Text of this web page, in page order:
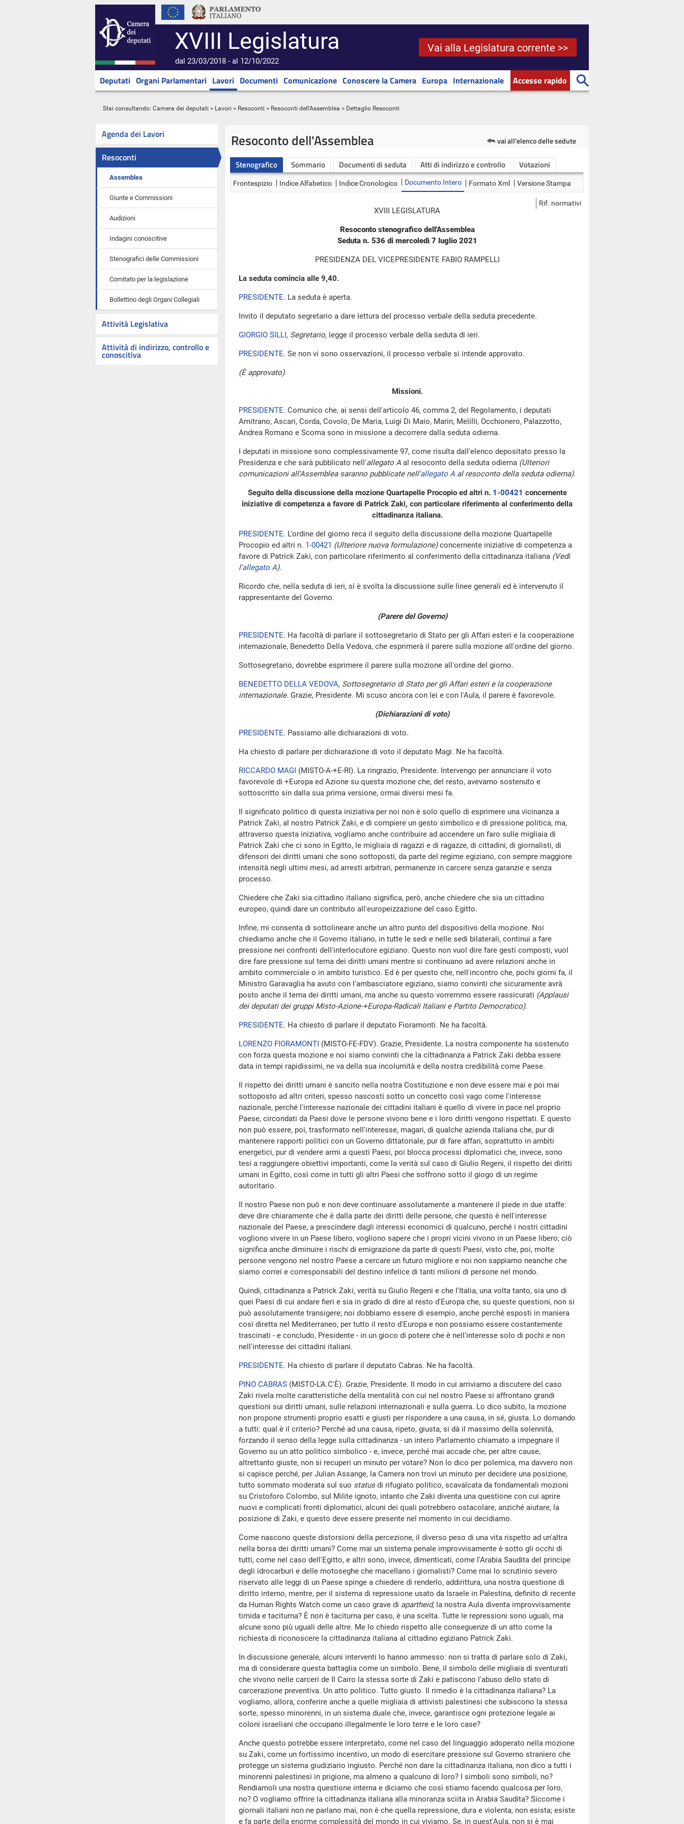
XVIII Legislatura
dal 23/03/2018 - al 12/10/2022
Vai alla Legislatura corrente >>
Deputati Organi Parlamentari Lavori Documenti Comunicazione Conoscere la Camera Europa Internazionale Accesso rapido
Stai consultando: Camera dei deputati > Lavori > Resoconti > Resoconti dell'Assemblea > Dettaglio Resoconti
Agenda dei Lavori
Resoconti
Assemblea
Giunte e Commissioni
Audizioni
Indagini conoscitive
Stenografici delle Commissioni
Comitato per la legislazione
Bollettino degli Organi Collegiali
Attività Legislativa
Attività di indirizzo, controllo e
conoscitiva
Resoconto dell'Assemblea vai all'elenco delle sedute
Stenografico Sommario Documenti di seduta Atti di indirizzo e controllo Votazioni
Frontespizio Indice Alfabetico Indice Cronologico Documento Intero Formato Xml Versione Stampa
Rif. normativi
XVIII LEGISLATURA
Resoconto stenografico dell'Assemblea
Seduta n. 536 di mercoledì 7 luglio 2021
PRESIDENZA DEL VICEPRESIDENTE FABIO RAMPELLI
La seduta comincia alle 9,40.
PRESIDENTE. La seduta è aperta.
Invito il deputato segretario a dare lettura del processo verbale della seduta precedente.
GIORGIO SILLI, Segretario, legge il processo verbale della seduta di ieri.
PRESIDENTE. Se non vi sono osservazioni, il processo verbale si intende approvato.
(È approvato).
Missioni.
PRESIDENTE. Comunico che, ai sensi dell'articolo 46, comma 2, del Regolamento, i deputati
Amitrano, Ascari, Corda, Covolo, De Maria, Luigi Di Maio, Marin, Melilli, Occhionero, Palazzotto,
Andrea Romano e Scoma sono in missione a decorrere dalla seduta odierna.
I deputati in missione sono complessivamente 97, come risulta dall'elenco depositato presso la
Presidenza e che sarà pubblicato nell'allegato A al resoconto della seduta odierna (Ulteriori
comunicazioni all'Assemblea saranno pubblicate nell'allegato A al resoconto della seduta odierna).
Seguito della discussione della mozione Quartapelle Procopio ed altri n. 1-00421 concernente
iniziative di competenza a favore di Patrick Zaki, con particolare riferimento al conferimento della
cittadinanza italiana.
PRESIDENTE. L'ordine del giorno reca il seguito della discussione della mozione Quartapelle
Procopio ed altri n. 1-00421 (Ulteriore nuova formulazione)concernente iniziative di competenza a
favore di Patrick Zaki, con particolare riferimento al conferimento della cittadinanza italiana (Vedi
l'allegato A).
Ricordo che, nella seduta di ieri, si è svolta la discussione sulle linee generali ed è intervenuto il
rappresentante del Governo.
(Parere del Governo)
PRESIDENTE. Ha facoltà di parlare il sottosegretario di Stato per gli Affari esteri e la cooperazione
internazionale, Benedetto Della Vedova, che esprimerà il parere sulla mozione all'ordine del giorno.
Sottosegretario, dovrebbe esprimere il parere sulla mozione all'ordine del giorno.
BENEDETTO DELLA VEDOVA, Sottosegretario di Stato per gli Affari esteri e la cooperazione
internazionale. Grazie, Presidente. Mi scuso ancora con lei e con l'Aula, il parere è favorevole.
(Dichiarazioni di voto)
PRESIDENTE. Passiamo alle dichiarazioni di voto.
Ha chiesto di parlare per dichiarazione di voto il deputato Magi. Ne ha facoltà.
RICCARDO MAGI (MISTO-A-+E-RI). La ringrazio, Presidente. Intervengo per annunciare il voto
favorevole di +Europa ed Azione su questa mozione che, del resto, avevamo sostenuto e
sottoscritto sin dalla sua prima versione, ormai diversi mesi fa.
Il significato politico di questa iniziativa per noi non è solo quello di esprimere una vicinanza a
Patrick Zaki, al nostro Patrick Zaki, e di compiere un gesto simbolico e di pressione politica, ma,
attraverso questa iniziativa, vogliamo anche contribuire ad accendere un faro sulle migliaia di
Patrick Zaki che ci sono in Egitto, le migliaia di ragazzi e di ragazze, di cittadini, di giornalisti, di
difensori dei diritti umani che sono sottoposti, da parte del regime egiziano, con sempre maggiore
intensità negli ultimi mesi, ad arresti arbitrari, permanenze in carcere senza garanzie e senza
processo.
Chiedere che Zaki sia cittadino italiano significa, però, anche chiedere che sia un cittadino
europeo, quindi dare un contributo all'europeizzazione del caso Egitto.
Infine, mi consenta di sottolineare anche un altro punto del dispositivo della mozione. Noi
chiediamo anche che il Governo italiano, in tutte le sedi e nelle sedi bilaterali, continui a fare
pressione nei confronti dell'interlocutore egiziano. Questo non vuol dire fare gesti composti, vuol
dire fare pressione sul tema dei diritti umani mentre si continuano ad avere relazioni anche in
ambito commerciale o in ambito turistico. Ed è per questo che, nell'incontro che, pochi giorni fa, il
Ministro Garavaglia ha avuto con l'ambasciatore egiziano, siamo convinti che sicuramente avrà
posto anche il tema dei diritti umani, ma anche su questo vorremmo essere rassicurati (Applausi
dei deputati dei gruppi Misto-Azione-+Europa-Radicali Italiani e Partito Democratico).
PRESIDENTE. Ha chiesto di parlare il deputato Fioramonti. Ne ha facoltà.
LORENZO FIORAMONTI (MISTO-FE-FDV). Grazie, Presidente. La nostra componente ha sostenuto
con forza questa mozione e noi siamo convinti che la cittadinanza a Patrick Zaki debba essere
data in tempi rapidissimi, ne va della sua incolumità e della nostra credibilità come Paese.
Il rispetto dei diritti umani è sancito nella nostra Costituzione e non deve essere mai e poi mai
sottoposto ad altri criteri, spesso nascosti sotto un concetto così vago come l'interesse
nazionale, perché l'interesse nazionale dei cittadini italiani è quello di vivere in pace nel proprio
Paese, circondati da Paesi dove le persone vivono bene e i loro diritti vengono rispettati. E questo
non può essere, poi, trasformato nell'interesse, magari, di qualche azienda italiana che, pur di
mantenere rapporti politici con un Governo dittatoriale, pur di fare affari, soprattutto in ambiti
energetici, pur di vendere armi a questi Paesi, poi blocca processi diplomatici che, invece, sono
tesi a raggiungere obiettivi importanti, come la verità sul caso di Giulio Regeni, il rispetto dei diritti
umani in Egitto, così come in tutti gli altri Paesi che soffrono sotto il giogo di un regime
autoritario.
Il nostro Paese non può e non deve continuare assolutamente a mantenere il piede in due staffe:
deve dire chiaramente che è dalla parte dei diritti delle persone, che questo è nell'interesse
nazionale del Paese, a prescindere dagli interessi economici di qualcuno, perché i nostri cittadini
vogliono vivere in un Paese libero, vogliono sapere che i propri vicini vivono in un Paese libero; ciò
significa anche diminuire i rischi di emigrazione da parte di questi Paesi, visto che, poi, molte
persone vengono nel nostro Paese a cercare un futuro migliore e noi non sappiamo neanche che
siamo correi e corresponsabili del destino infelice di tanti milioni di persone nel mondo.
Quindi, cittadinanza a Patrick Zaki, verità su Giulio Regeni e che l'Italia, una volta tanto, sia uno di
quei Paesi di cui andare fieri e sia in grado di dire al resto d'Europa che, su queste questioni, non si
può assolutamente transigere; noi dobbiamo essere di esempio, anche perché esposti in maniera
così diretta nel Mediterraneo, per tutto il resto d'Europa e non possiamo essere costantemente
trascinati - e concludo, Presidente - in un gioco di potere che è nell'interesse solo di pochi e non
nell'interesse dei cittadini italiani.
PRESIDENTE. Ha chiesto di parlare il deputato Cabras. Ne ha facoltà.
PINO CABRAS (MISTO-L'A.C'È). Grazie, Presidente. Il modo in cui arriviamo a discutere del caso
Zaki rivela molte caratteristiche della mentalità con cui nel nostro Paese si affrontano grandi
questioni sui diritti umani, sulle relazioni internazionali e sulla guerra. Lo dico subito, la mozione
non propone strumenti proprio esatti e giusti per rispondere a una causa, in sé, giusta. Lo domando
a tutti: qual è il criterio? Perché ad una causa, ripeto, giusta, si dà il massimo della solennità,
forzando il senso della legge sulla cittadinanza - un intero Parlamento chiamato a impegnare il
Governo su un atto politico simbolico - e, invece, perché mai accade che, per altre cause,
altrettanto giuste, non si recuperi un minuto per votare? Non lo dico per polemica, ma davvero non
si capisce perché, per Julian Assange, la Camera non trovi un minuto per decidere una posizione,
tutto sommato moderata sul suo statusdi rifugiato politico, scavalcata da fondamentali mozioni
su Cristoforo Colombo, sul Milite ignoto, intanto che Zaki diventa una questione con cui aprire
nuovi e complicati fronti diplomatici, alcuni dei quali potrebbero ostacolare, anziché aiutare, la
posizione di Zaki, e questo deve essere presente nel momento in cui decidiamo.
Come nascono queste distorsioni della percezione, il diverso peso di una vita rispetto ad un'altra
nella borsa dei diritti umani? Come mai un sistema penale improvvisamente è sotto gli occhi di
tutti, come nel caso dell'Egitto, e altri sono, invece, dimenticati, come l'Arabia Saudita del principe
degli idrocarburi e delle motoseghe che macellano i giornalisti? Come mai lo scrutinio severo
riservato alle leggi di un Paese spinge a chiedere di renderlo, addirittura, una nostra questione di
diritto interno, mentre, per il sistema di repressione usato da Israele in Palestina, definito di recente
da Human Rights Watch come un caso grave di apartheid, la nostra Aula diventa improvvisamente
timida e taciturna? È non è taciturna per caso, è una scelta. Tutte le repressioni sono uguali, ma
alcune sono più uguali delle altre. Me lo chiedo rispetto alle conseguenze di un atto come la
richiesta di riconoscere la cittadinanza italiana al cittadino egiziano Patrick Zaki.
In discussione generale, alcuni interventi lo hanno ammesso: non si tratta di parlare solo di Zaki,
ma di considerare questa battaglia come un simbolo. Bene, il simbolo delle migliaia di sventurati
che vivono nelle carceri de Il Cairo la stessa sorte di Zaki e patiscono l'abuso dello stato di
carcerazione preventiva. Un atto politico. Tutto giusto. Il rimedio è la cittadinanza italiana? La
vogliamo, allora, conferire anche a quelle migliaia di attivisti palestinesi che subiscono la stessa
sorte, spesso minorenni, in un sistema duale che, invece, garantisce ogni protezione legale ai
coloni israeliani che occupano illegalmente le loro terre e le loro case?
Anche questo potrebbe essere interpretato, come nel caso del linguaggio adoperato nella mozione
su Zaki, come un fortissimo incentivo, un modo di esercitare pressione sul Governo straniero che
protegge un sistema giudiziario ingiusto. Perché non dare la cittadinanza italiana, non dico a tutti i
minorenni palestinesi in prigione, ma almeno a qualcuno di loro? I simboli sono simboli, no?
Rendiamoli una nostra questione interna e diciamo che così stiamo facendo qualcosa per loro,
no? O vogliamo offrire la cittadinanza italiana alla minoranza sciita in Arabia Saudita? Siccome i
giornali italiani non ne parlano mai, non è che quella repressione, dura e violenta, non esista; esiste
e fa parte della enorme complessità del mondo in cui viviamo. Se, in quest'Aula, non si è mai